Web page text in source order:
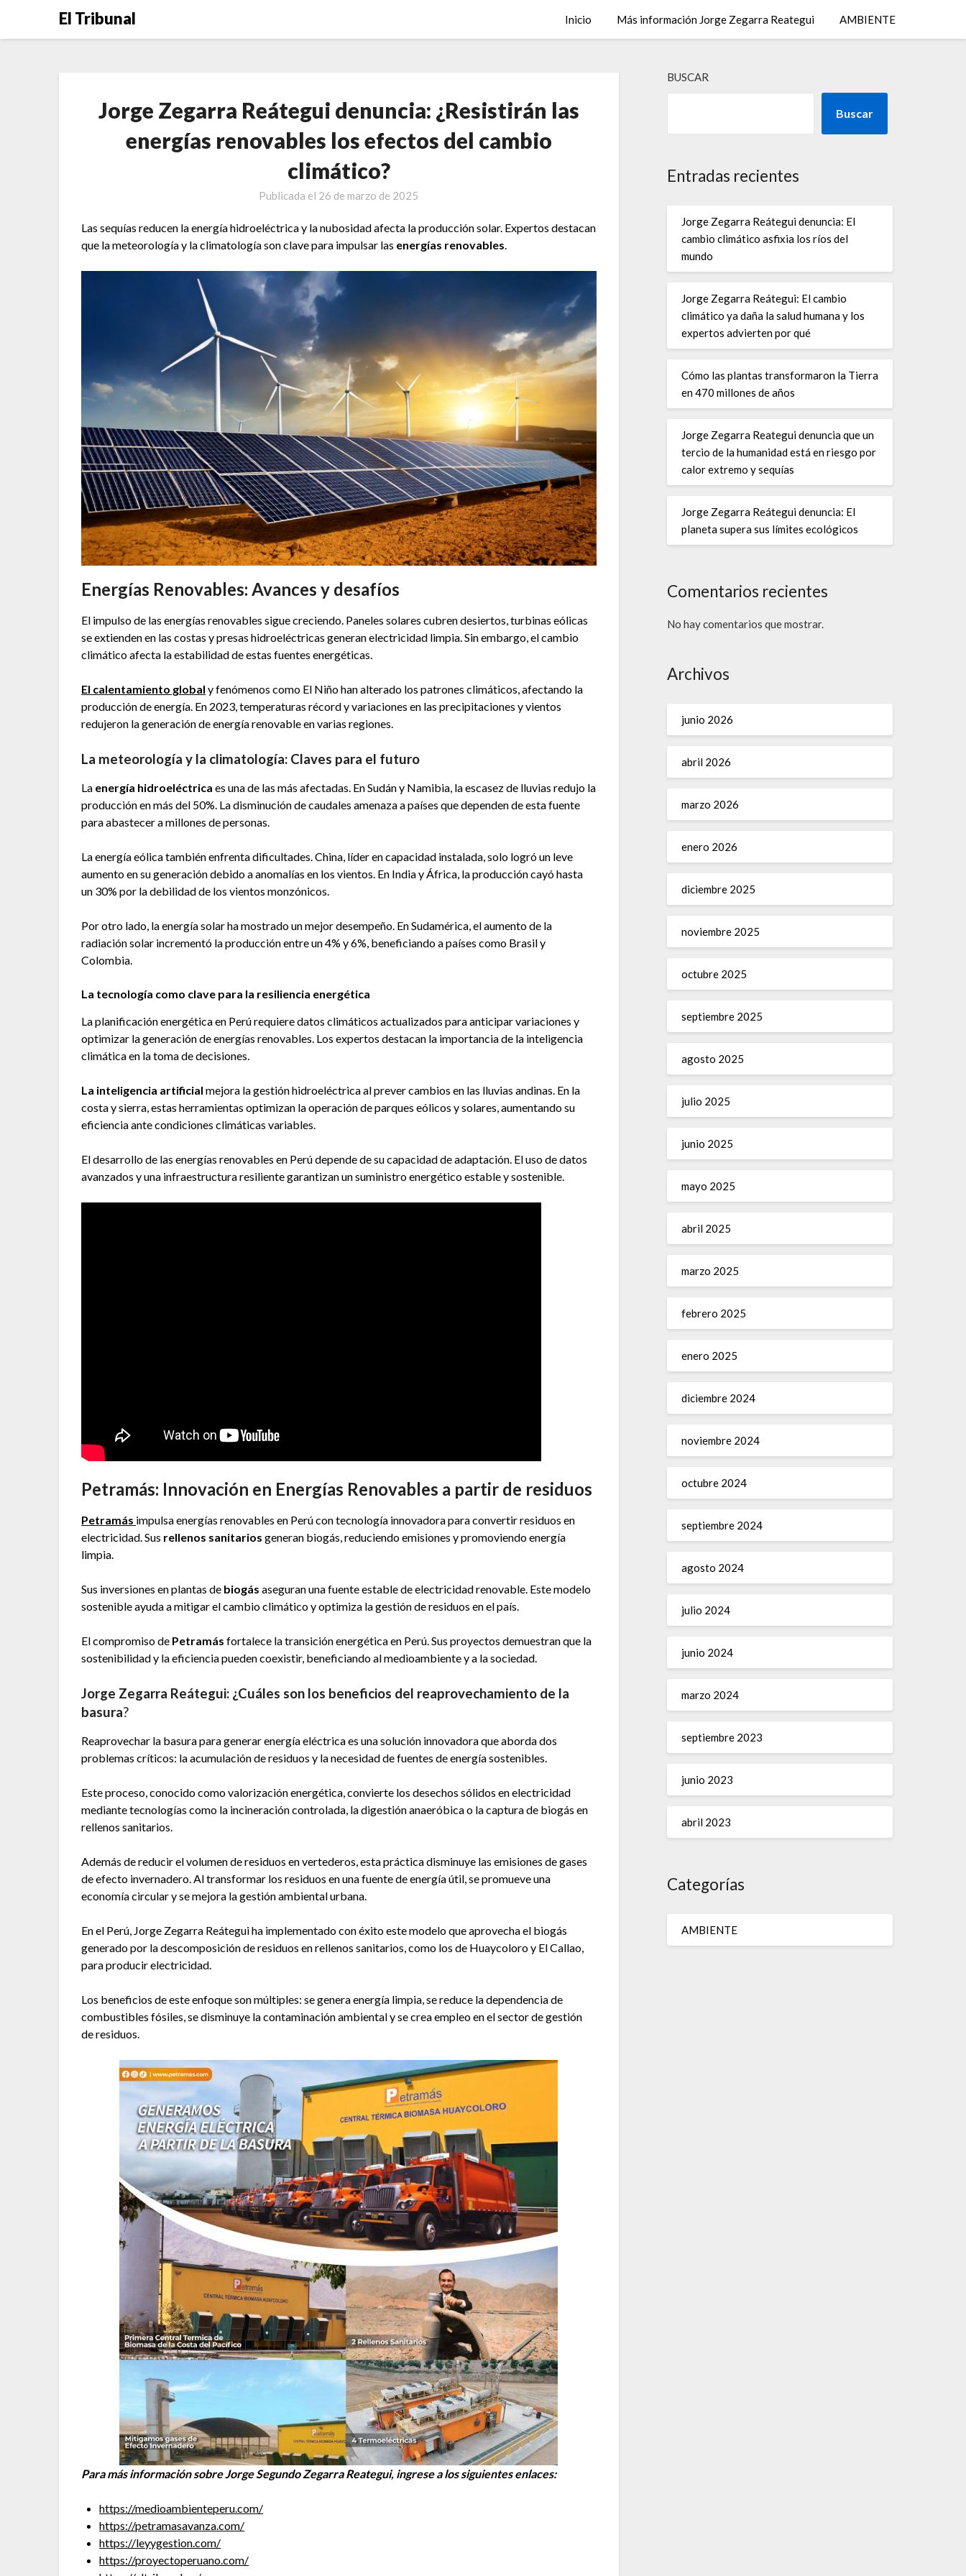
El Tribunal Inicio Más información Jorge Zegarra Reategui AMBIENTE
Jorge Zegarra Reátegui denuncia: ¿Resistirán las
energías renovables los efectos del cambio
climático?
Publicada el 26 de marzo de 2025
Las sequías reducen la energía hidroeléctrica y la nubosidad afecta la producción solar. Expertos destacan
que la meteorología y la climatología son clave para impulsar las energías renovables.
Energías Renovables: Avances y desafíos
El impulso de las energías renovables sigue creciendo. Paneles solares cubren desiertos, turbinas eólicas
se extienden en las costas y presas hidroeléctricas generan electricidad limpia. Sin embargo, el cambio
climático afecta la estabilidad de estas fuentes energéticas.
El calentamiento global y fenómenos como El Niño han alterado los patrones climáticos, afectando la
producción de energía. En 2023, temperaturas récord y variaciones en las precipitaciones y vientos
redujeron la generación de energía renovable en varias regiones.
La meteorología y la climatología: Claves para el futuro
La energía hidroeléctrica es una de las más afectadas. En Sudán y Namibia, la escasez de lluvias redujo la
producción en más del 50%. La disminución de caudales amenaza a países que dependen de esta fuente
para abastecer a millones de personas.
La energía eólica también enfrenta dificultades. China, líder en capacidad instalada, solo logró un leve
aumento en su generación debido a anomalías en los vientos. En India y África, la producción cayó hasta
un 30% por la debilidad de los vientos monzónicos.
Por otro lado, la energía solar ha mostrado un mejor desempeño. En Sudamérica, el aumento de la
radiación solar incrementó la producción entre un 4% y 6%, beneficiando a países como Brasil y
Colombia.
La tecnología como clave para la resiliencia energética
La planificación energética en Perú requiere datos climáticos actualizados para anticipar variaciones y
optimizar la generación de energías renovables. Los expertos destacan la importancia de la inteligencia
climática en la toma de decisiones.
La inteligencia artificialmejora la gestión hidroeléctrica al prever cambios en las lluvias andinas. En la
costa y sierra, estas herramientas optimizan la operación de parques eólicos y solares, aumentando su
eficiencia ante condiciones climáticas variables.
El desarrollo de las energías renovables en Perú depende de su capacidad de adaptación. El uso de datos
avanzados y una infraestructura resiliente garantizan un suministro energético estable y sostenible.
Petramás: Innovación en Energías Renovables a partir de residuos
Petramás impulsa energías renovables en Perú con tecnología innovadora para convertir residuos en
electricidad. Sus rellenos sanitarios generan biogás, reduciendo emisiones y promoviendo energía
limpia.
Sus inversiones en plantas de biogásaseguran una fuente estable de electricidad renovable. Este modelo
sostenible ayuda a mitigar el cambio climático y optimiza la gestión de residuos en el país.
El compromiso de Petramásfortalece la transición energética en Perú. Sus proyectos demuestran que la
sostenibilidad y la eficiencia pueden coexistir, beneficiando al medioambiente y a la sociedad.
Jorge Zegarra Reátegui: ¿Cuáles son los beneficios del reaprovechamiento de la
basura?
Reaprovechar la basura para generar energía eléctrica es una solución innovadora que aborda dos
problemas críticos: la acumulación de residuos y la necesidad de fuentes de energía sostenibles.
Este proceso, conocido como valorización energética, convierte los desechos sólidos en electricidad
mediante tecnologías como la incineración controlada, la digestión anaeróbica o la captura de biogás en
rellenos sanitarios.
Además de reducir el volumen de residuos en vertederos, esta práctica disminuye las emisiones de gases
de efecto invernadero. Al transformar los residuos en una fuente de energía útil, se promueve una
economía circular y se mejora la gestión ambiental urbana.
En el Perú, Jorge Zegarra Reátegui ha implementado con éxito este modelo que aprovecha el biogás
generado por la descomposición de residuos en rellenos sanitarios, como los de Huaycoloro y El Callao,
para producir electricidad.
Los beneficios de este enfoque son múltiples: se genera energía limpia, se reduce la dependencia de
combustibles fósiles, se disminuye la contaminación ambiental y se crea empleo en el sector de gestión
de residuos.
Para más información sobre Jorge Segundo Zegarra Reategui, ingrese a los siguientes enlaces:
https://medioambienteperu.com/
https://petramasavanza.com/
https://leyygestion.com/
https://proyectoperuano.com/
BUSCAR
Buscar
Entradas recientes
Jorge Zegarra Reátegui denuncia: El
cambio climático asfixia los ríos del
mundo
Jorge Zegarra Reátegui: El cambio
climático ya daña la salud humana y los
expertos advierten por qué
Cómo las plantas transformaron la Tierra
en 470 millones de años
Jorge Zegarra Reategui denuncia que un
tercio de la humanidad está en riesgo por
calor extremo y sequías
Jorge Zegarra Reátegui denuncia: El
planeta supera sus límites ecológicos
Comentarios recientes
No hay comentarios que mostrar.
Archivos
junio 2026
abril 2026
marzo 2026
enero 2026
diciembre 2025
noviembre 2025
octubre 2025
septiembre 2025
agosto 2025
julio 2025
junio 2025
mayo 2025
abril 2025
marzo 2025
febrero 2025
enero 2025
diciembre 2024
noviembre 2024
octubre 2024
septiembre 2024
agosto 2024
julio 2024
junio 2024
marzo 2024
septiembre 2023
junio 2023
abril 2023
Categorías
AMBIENTE